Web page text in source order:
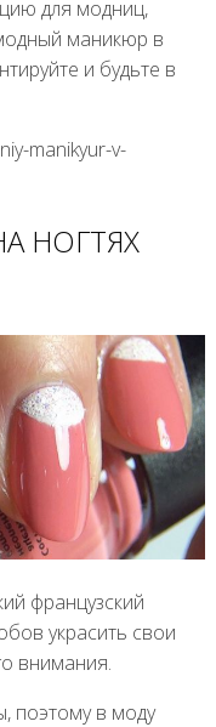
для модниц,
маникюр в
и будьте в
manikyur-v-
НОГТЯХ
французский
украсить свои
внимания.
поэтому в моду